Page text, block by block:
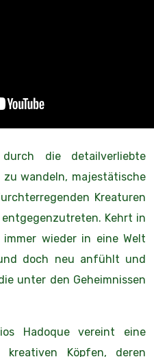
die detailverliebte
zu wandeln, majestätische
Kreaturen
Kehrt in
wieder in eine Welt
doch neu anfühlt und
unter den Geheimnissen
Hadoque vereint eine
kreativen Köpfen, deren